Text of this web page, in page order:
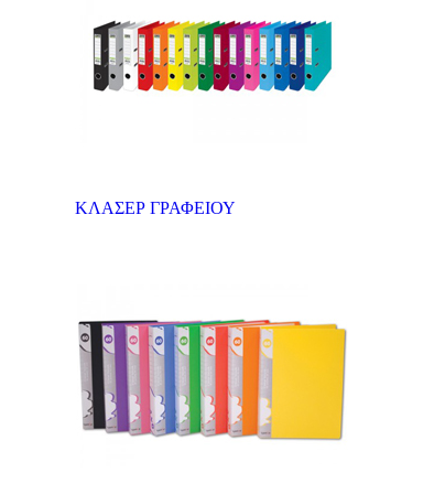
ΚΛΑΣΕΡ ΓΡΑΦΕΙΟΥ